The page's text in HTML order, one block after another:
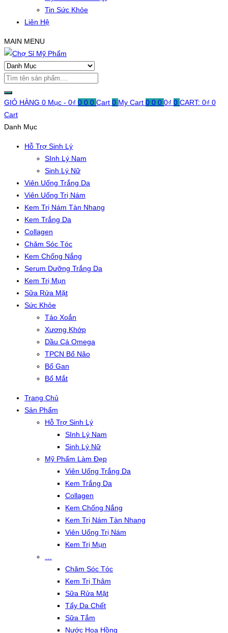
Tin Sức Khỏe
Liên Hệ
MAIN MENU
GIỎ HÀNG 0 Mục - 0₫ 0 0 0 Cart 0 My Cart 0 0 0 0₫ 0 CART: 0₫ 0
Cart
Danh Mục
Hỗ Trợ Sinh Lý
SInh Lý Nam
Sinh Lý Nữ
Viên Uống Trắng Da
Viên Uống Trị Nám
Kem Trị Nám Tàn Nhang
Kem Trắng Da
Collagen
Chăm Sóc Tóc
Kem Chống Nắng
Serum Dưỡng Trắng Da
Kem Trị Mụn
Sữa Rửa Mặt
Sức Khỏe
Tảo Xoắn
Xương Khớp
Dầu Cá Omega
TPCN Bổ Não
Bổ Gan
Bổ Mắt
Trang Chủ
Sản Phẩm
Hỗ Trợ Sinh Lý
SInh Lý Nam
Sinh Lý Nữ
Mỹ Phẩm Làm Đẹp
Viên Uống Trắng Da
Kem Trắng Da
Collagen
Kem Chống Nắng
Kem Trị Nám Tàn Nhang
Viên Uống Trị Nám
Kem Trị Mụn
Chăm Sóc Tóc
Kem Trị Thâm
Sữa Rửa Mặt
Tẩy Da Chết
Sữa Tắm
Nước Hoa Hồng